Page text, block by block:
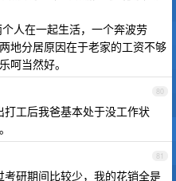
人在一起生活，一个奔波劳
地分居原因在于老家的工资不够
呵当然好。
80
工后我爸基本处于没工作状
81
研期间比较少，我的花销全是